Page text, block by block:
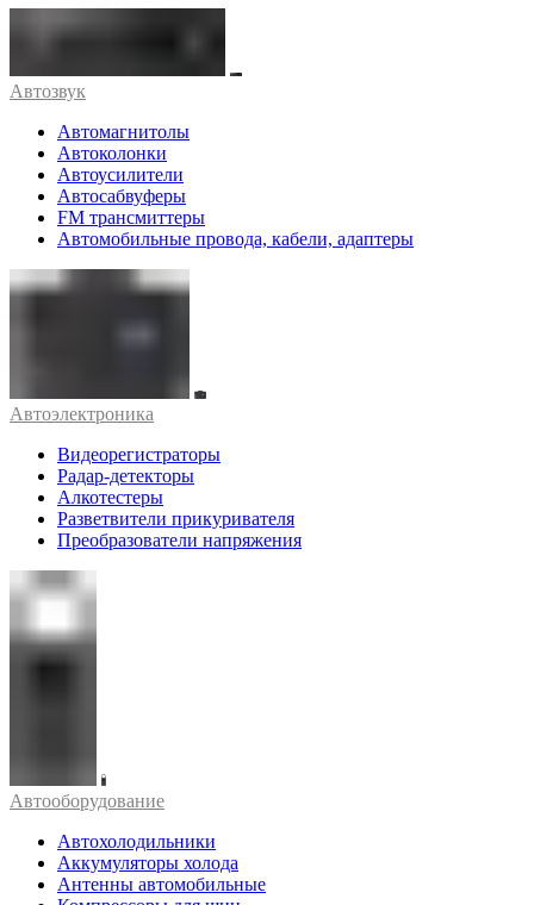
Автозвук
Автомагнитолы
Автоколонки
Автоусилители
Автосабвуферы
FM трансмиттеры
Автомобильные провода, кабели, адаптеры
Автоэлектроника
Видеорегистраторы
Радар-детекторы
Алкотестеры
Разветвители прикуривателя
Преобразователи напряжения
Автооборудование
Автохолодильники
Аккумуляторы холода
Антенны автомобильные